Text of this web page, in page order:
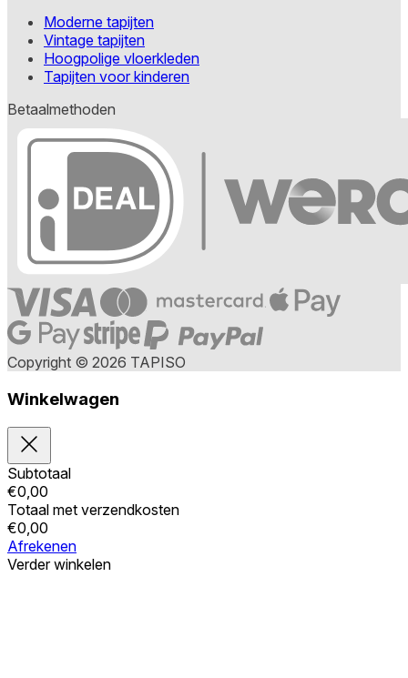
Moderne tapijten
Vintage tapijten
Hoogpolige vloerkleden
Tapijten voor kinderen
Betaalmethoden
Copyright © 2026 TAPISO
Winkelwagen
Subtotaal
€0,00
Totaal met verzendkosten
€0,00
Afrekenen
Verder winkelen